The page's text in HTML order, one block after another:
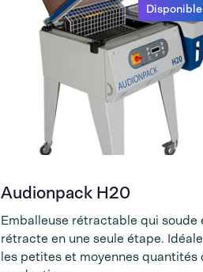
Audionpack H20
Emballeuse rétractable qui soude
rétracte en une seule étape.
les petites et moyennes quantités